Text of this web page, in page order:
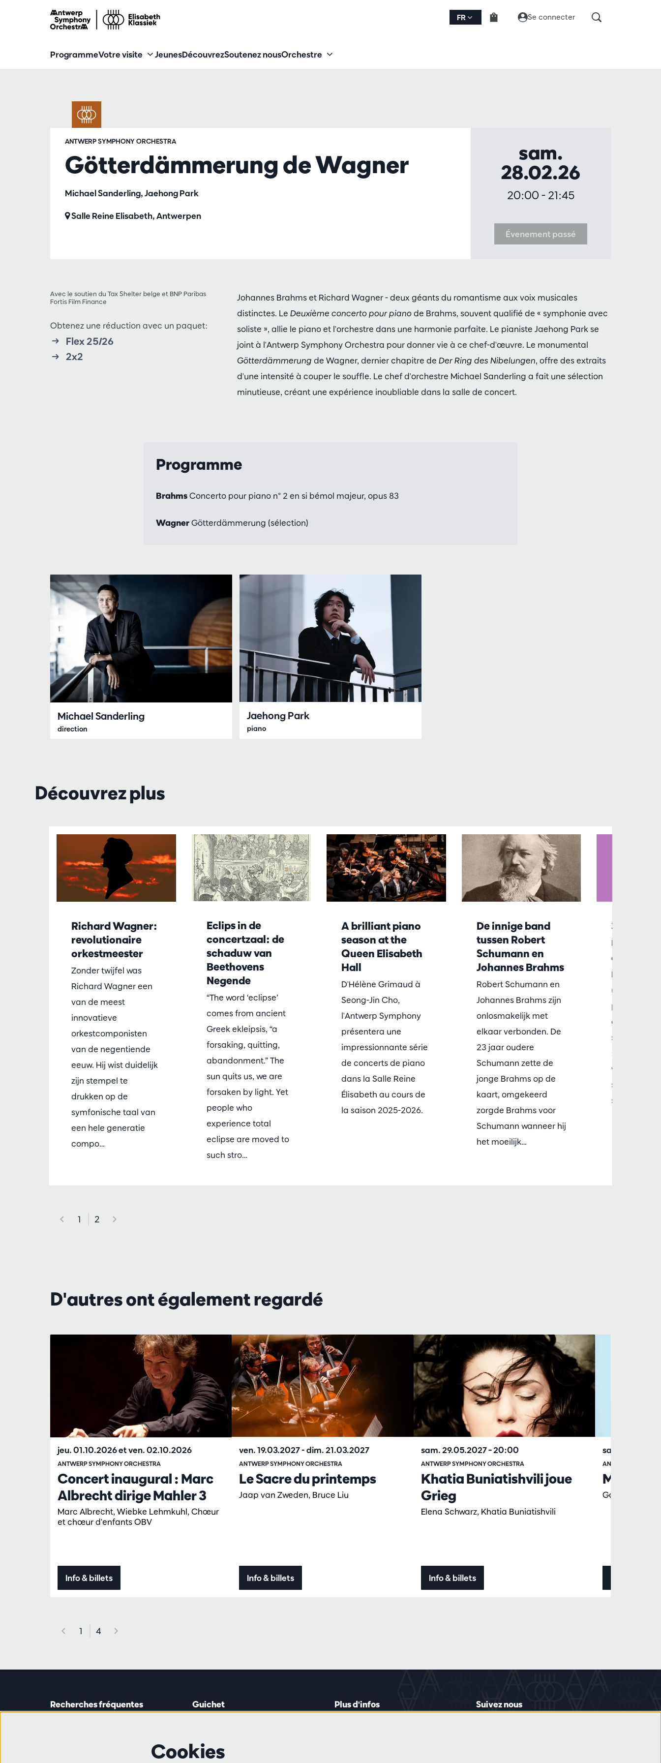
FR Se connecter
ProgrammeVotre visite JeunesDécouvrezSoutenez nousOrchestre
Götterdämmerung de Wagner
Michael Sanderling, Jaehong Park
ANTWERP SYMPHONY ORCHESTRA
Salle Reine Elisabeth, Antwerpen
sam.
28.02.26
20:00 - 21:45
Évenement passé
Johannes Brahms et Richard Wagner - deux géants du romantisme aux voix musicales
distinctes. Le Deuxième concerto pour pianode Brahms, souvent qualifié de « symphonie avec
soliste », allie le piano et l'orchestre dans une harmonie parfaite. Le pianiste Jaehong Park se
joint à l'Antwerp Symphony Orchestra pour donner vie à ce chef-d'œuvre. Le monumental
Götterdämmerung de Wagner, dernier chapitre de Der Ring des Nibelungen, offre des extraits
d'une intensité à couper le souffle. Le chef d'orchestre Michael Sanderling a fait une sélection
minutieuse, créant une expérience inoubliable dans la salle de concert.
Avec le soutien du Tax Shelter belge et BNP Paribas
Fortis Film Finance
Obtenez une réduction avec un paquet:
Flex 25/26
2x2
Programme
BrahmsConcerto pour piano n° 2 en si bémol majeur, opus 83
WagnerGötterdämmerung (sélection)
Michael Sanderling
direction
Jaehong Park
piano
Découvrez plus
Richard Wagner:
revolutionaire
orkestmeester
Zonder twijfel was
Richard Wagner een
van de meest
innovatieve
orkestcomponisten
van de negentiende
eeuw. Hij wist duidelijk
zijn stempel te
drukken op de
symfonische taal van
een hele generatie
compo…
Eclips in de
concertzaal: de
schaduw van
Beethovens
Negende
“The word ‘eclipse’
comes from ancient
Greek ekleipsis, “a
forsaking, quitting,
abandonment.” The
sun quits us, we are
forsaken by light. Yet
people who
experience total
eclipse are moved to
such stro…
A brilliant piano
season at the
Queen Elisabeth
Hall
D'Hélène Grimaud à
Seong-Jin Cho,
l'Antwerp Symphony
présentera une
impressionnante série
de concerts de piano
dans la Salle Reine
Élisabeth au cours de
la saison 2025-2026.
De innige band
tussen Robert
Schumann en
Johannes Brahms
Robert Schumann en
Johannes Brahms zijn
onlosmakelijk met
elkaar verbonden. De
23 jaar oudere
Schumann zette de
jonge Brahms op de
kaart, omgekeerd
zorgde Brahms voor
Schumann wanneer hij
het moeilijk…
3x
L'Antwerp
Orchestra
Ballet de
unissent
pour
ensemble
spectacles
: des
visuels et
s'expriment
sur …
1 2
D'autres ont également regardé
Concert inaugural : Marc
Albrecht dirige Mahler 3
Marc Albrecht, Wiebke Lehmkuhl, Chœur
et chœur d'enfants OBV
ANTWERP SYMPHONY ORCHESTRA
jeu. 01.10.2026etven. 02.10.2026
Info & billets
Le Sacre du printemps
Jaap van Zweden, Bruce Liu
ANTWERP SYMPHONY ORCHESTRA
ven. 19.03.2027-dim. 21.03.2027
Info & billets
Khatia Buniatishvili joue
Grieg
Elena Schwarz, Khatia Buniatishvili
ANTWERP SYMPHONY ORCHESTRA
sam. 29.05.2027– 20:00
Info & billets
Mozart
Gábor
ANTWERP
sam.
1 4
Recherches fréquentes
Travailler à l'Antwerp Symphony
Guichet
de 14h00 à 16h45
Plus d'infos Suivez nous
Cookies